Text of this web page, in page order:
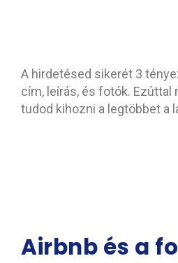
A hirdetésed sikerét 3
cím, leírás, és fotók. Ezúttal
tudod kihozni a legtöbbet a
Airbnb és a